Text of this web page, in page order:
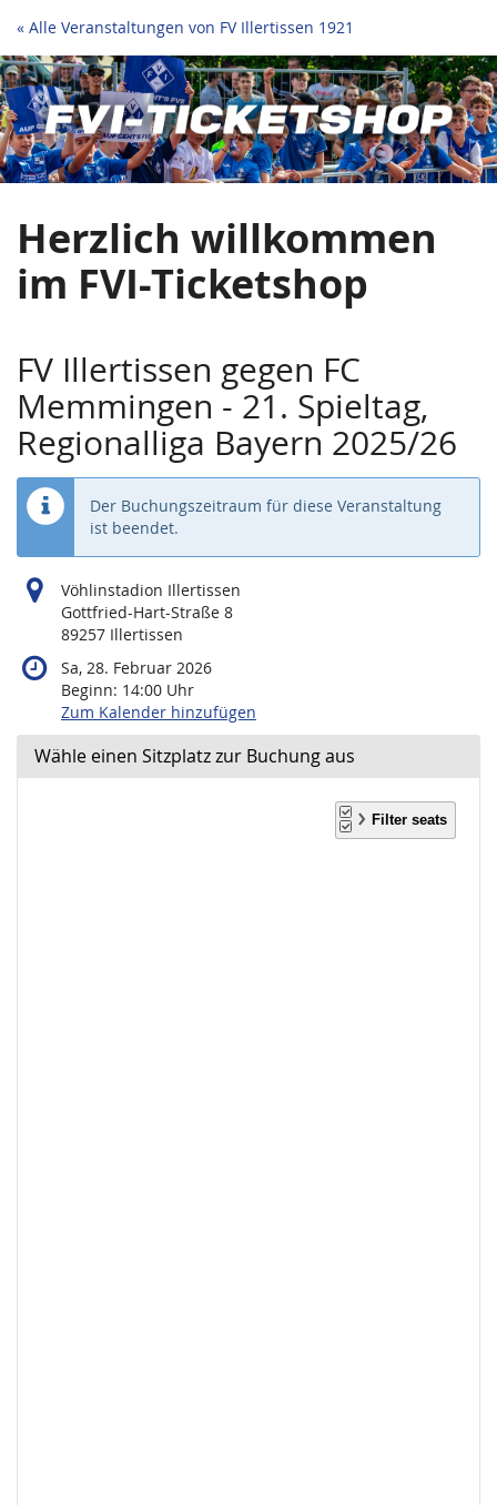
Zum
Inhalt
springen
« Alle Veranstaltungen von FV Illertissen 1921
Regionalliga
Heimspiele
2025/26
Herzlich willkommen
im FVI-Ticketshop
FV Illertissen gegen FC
Memmingen - 21. Spieltag,
Regionalliga Bayern 2025/26
Der Buchungszeitraum für diese Veranstaltung
ist beendet.
Vöhlinstadion Illertissen
Gottfried-Hart-Straße 8
89257 Illertissen
Sa, 28. Februar 2026
Beginn: 14:00 Uhr
Zum Kalender hinzufügen
Wähle einen Sitzplatz zur Buchung aus